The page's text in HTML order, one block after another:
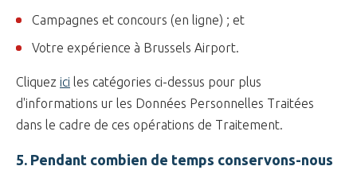
Campagnes et concours (en ligne) ; et
Votre expérience à Brussels Airport.
Cliquez ici les catégories ci-dessus pour plus
d'informations ur les Données Personnelles Traitées
dans le cadre de ces opérations de Traitement.
5. Pendant combien de temps conservons-nous